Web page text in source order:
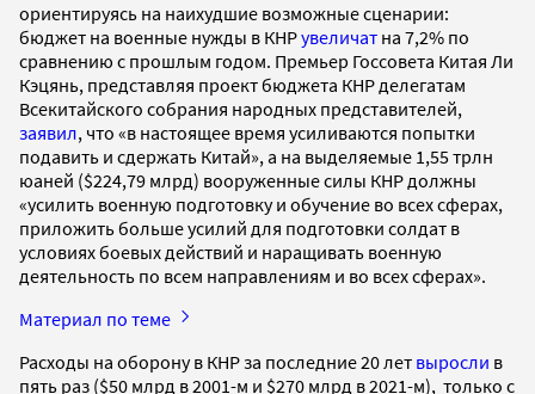
ориентируясь на наихудшие возможные сценарии:
бюджет на военные нужды в КНРувеличат на 7,2% по
сравнению с прошлым годом. Премьер Госсовета Китая Ли
Кэцянь, представляя проект бюджета КНР делегатам
Всекитайского собрания народных представителей,
заявил, что «в настоящее время усиливаются попытки
подавить и сдержать Китай», а на выделяемые 1,55 трлн
юаней ($224,79 млрд) вооруженные силы КНР должны
«усилить военную подготовку и обучение во всех сферах,
приложить больше усилий для подготовки солдат в
условиях боевых действий и наращивать военную
деятельность по всем направлениям и во всех сферах».
Материал по теме
Расходы на оборону в КНР за последние 20 лет выросли в
пять раз ($50 млрд в 2001-м и $270 млрд в 2021-м), только с